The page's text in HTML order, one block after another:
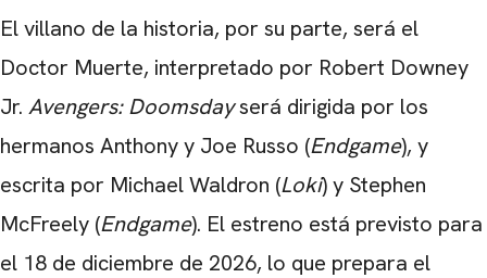
El villano de la historia, por su parte, será el
Doctor Muerte, interpretado por Robert Downey
Jr. Avengers: Doomsdayserá dirigida por los
hermanos Anthony y Joe Russo (Endgame), y
escrita por Michael Waldron (Loki) y Stephen
McFreely (Endgame). El estreno está previsto para
el 18 de diciembre de 2026, lo que prepara el